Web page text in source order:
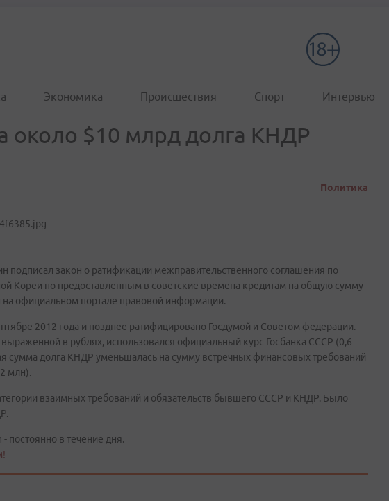
Экономика Происшествия Спорт Интервью
около $10 млрд долга КНДР
Политика
подписал закон о ратификации межправительственного соглашения по
Кореи по предоставленным в советские времена кредитам на общую сумму
официальном портале правовой информации.
2012 года и позднее ратифицировано Госдумой и Советом федерации.
в рублях, использовался официальный курс Госбанка СССР (0,6
сумма долга КНДР уменьшалась на сумму встречных финансовых требований
млн).
взаимных требований и обязательств бывшего СССР и КНДР. Было
постоянно в течение дня.